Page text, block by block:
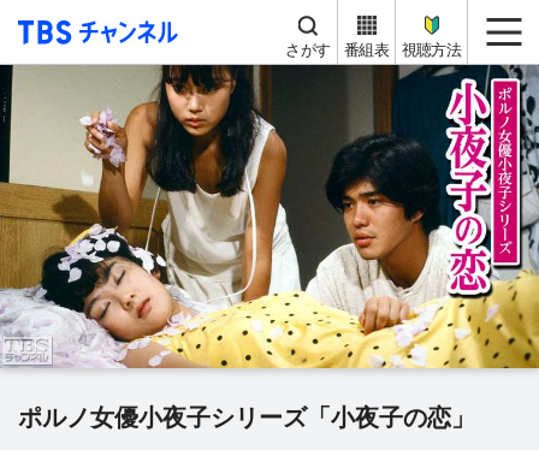
TBS チャンネル
さがす 番組表 視聴方法
ポルノ女優小夜子シリーズ「小夜子の恋」